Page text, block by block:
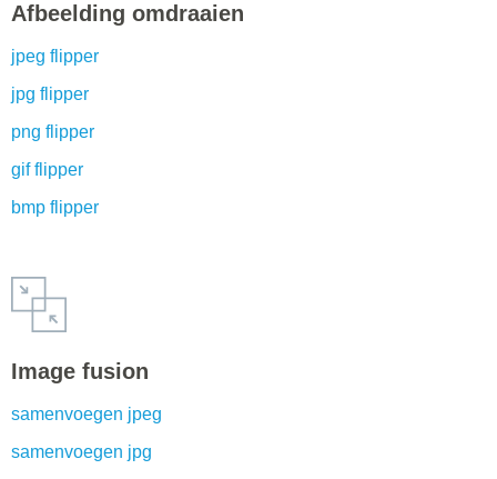
Afbeelding omdraaien
jpeg flipper
jpg flipper
png flipper
gif flipper
bmp flipper
Image fusion
samenvoegen jpeg
samenvoegen jpg